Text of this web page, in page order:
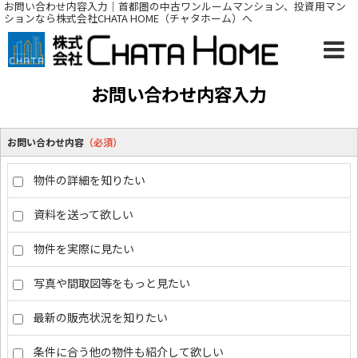
お問い合わせ内容入力｜首都圏の中古ワンルームマンション、投資用マン
ションなら株式会社CHATA HOME（チャタホーム）へ
お問い合わせ内容入力
お問い合わせ内容 （必須）
物件の詳細を知りたい
資料を送って欲しい
物件を実際に見たい
写真や間取図等をもっと見たい
最新の販売状況を知りたい
条件に合う他の物件も紹介して欲しい